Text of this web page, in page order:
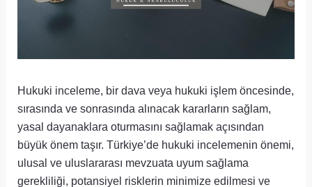
Hukuki inceleme, bir dava veya hukuki işlem öncesinde,
sırasında ve sonrasında alınacak kararların sağlam,
yasal dayanaklara oturmasını sağlamak açısından
büyük önem taşır. Türkiye’de hukuki incelemenin önemi,
ulusal ve uluslararası mevzuata uyum sağlama
gerekliliği, potansiyel risklerin minimize edilmesi ve